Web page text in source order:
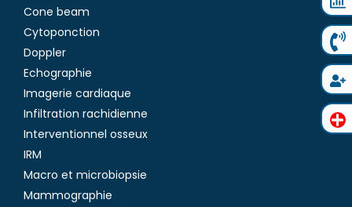
Cone beam
Cytoponction
Doppler
Echographie
Imagerie cardiaque
Infiltration rachidienne
Interventionnel osseux
IRM
Macro et microbiopsie
Mammographie